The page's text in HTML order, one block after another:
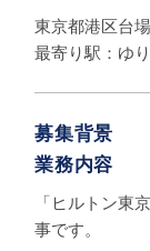
東京都港区台
最寄り駅：ゆ
募集背景
業務内容
「ヒルトン東
事です。